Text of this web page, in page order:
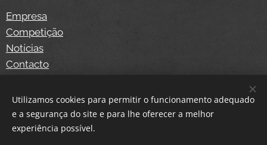
Empresa
Competição
Notícias
Contacto
Login
Utilizamos cookies para permitir o funcionamento adequado
e a segurança do site e para lhe oferecer a melhor
experiência possível.